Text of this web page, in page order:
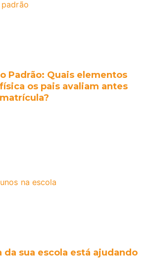
Padrão: Quais elementos
os pais avaliam antes
sua escola está ajudando